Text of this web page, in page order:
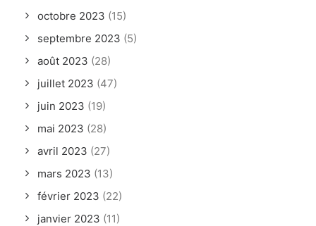
octobre 2023 (15)
septembre 2023 (5)
août 2023 (28)
juillet 2023 (47)
juin 2023 (19)
mai 2023 (28)
avril 2023 (27)
mars 2023 (13)
février 2023 (22)
janvier 2023 (11)